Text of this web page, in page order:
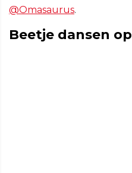
@Omasaurus.
Beetje dansen